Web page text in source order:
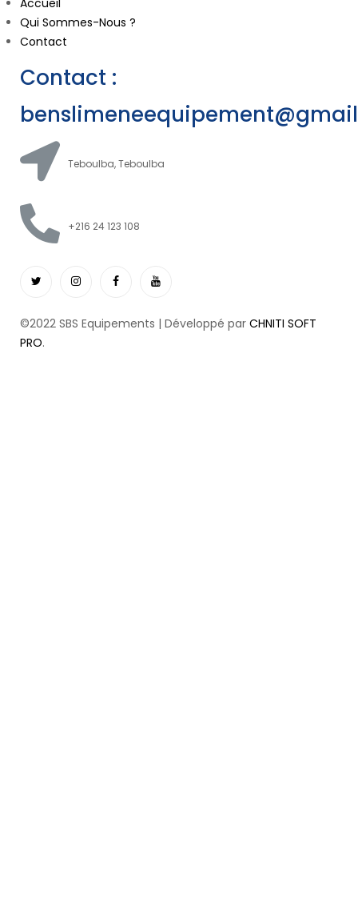
Accueil
Qui Sommes-Nous ?
Contact
Contact :
Teboulba, Teboulba
+216 24 123 108
©2022 SBS Equipements | Développé par CHNITI SOFT
PRO.